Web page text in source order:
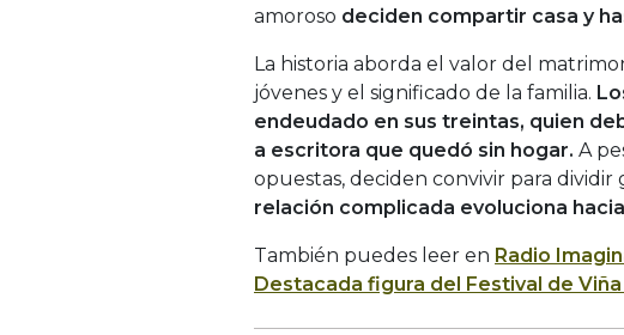
amoroso deciden compartir casa y
La historia aborda el valor del
jóvenes y el significado de la familia.
endeudado en sus treintas, quien
a escritora que quedó sin hogar. A
opuestas, deciden convivir para dividir
relación complicada evoluciona
También puedes leer en Radio
Destacada figura del Festival de